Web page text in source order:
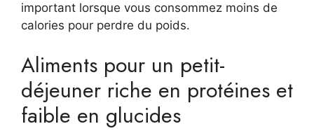
important lorsque vous consommez moins de
calories pour perdre du poids.
Aliments pour un petit-
déjeuner riche en protéines et
faible en glucides